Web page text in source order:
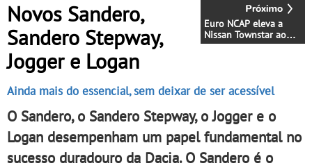
Euro NCAP eleva a
Nissan Townstar ao
mais alto padrão de
um elevado nível de
tranquilidade
Novos Sandero,
Sandero Stepway,
Jogger e Logan
Ainda mais do essencial, sem deixar de ser acessível
O Sandero, o Sandero Stepway, o Jogger e o
Logan desempenham um papel fundamental no
sucesso duradouro da Dacia. O Sandero é o